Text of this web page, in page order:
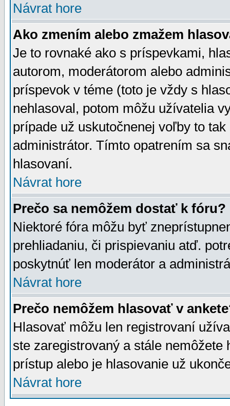
Návrat hore
Ako zmením alebo zmažem
Je to rovnaké ako s príspevkami,
autorom, moderátorom alebo
príspevok v téme (toto je vždy s
nehlasoval, potom môžu užívatelia
prípade už uskutočnenej voľby to
administrátor. Tímto opatrením sa
hlasovaní.
Návrat hore
Prečo sa nemôžem dostať k fóru?
Niektoré fóra môžu byť
prehliadaniu, či prispievaniu atď.
poskytnúť len moderátor a
Návrat hore
Prečo nemôžem hlasovať v
Hlasovať môžu len registrovaní
ste zaregistrovaný a stále
prístup alebo je hlasovanie už
Návrat hore